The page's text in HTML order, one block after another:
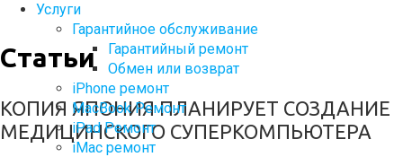
Услуги
Гарантийное обслуживание
Гарантийный ремонт
Обмен или возврат
iPhone ремонт
MacBook Ремонт
iPad Ремонт
iMac ремонт
Статьи
КОПИЯ ЯПОНИЯ ПЛАНИРУЕТ СОЗДАНИЕ
МЕДИЦИНСКОГО СУПЕРКОМПЬЮТЕРА